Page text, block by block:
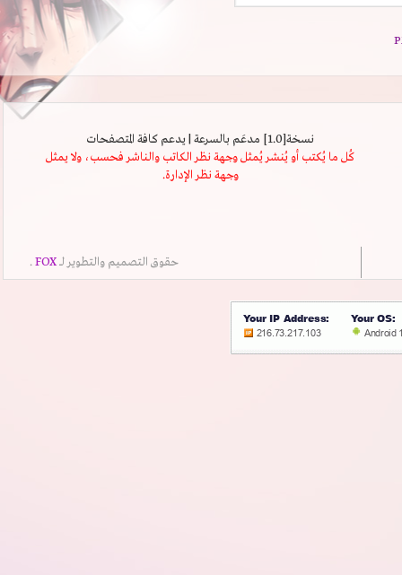
نسخة[1.0] مدعَم بالسرعة | يدعم كافة المتصفحات
كُل ما يُكتب أو يُنشر يُمثل وجهة نظر الكاتب والناشر فحسب، ولا يمثل
وجهة نظر الإدارة.
حقوق التصميم والتطوير لــFOX
.